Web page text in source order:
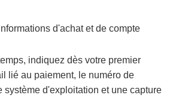
d'achat et de compte
indiquez dès votre premier
lié au paiement, le numéro de
système d'exploitation et une capture